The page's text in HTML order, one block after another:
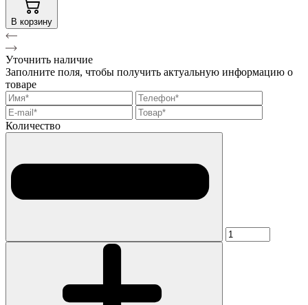
В корзину
Уточнить наличие
Заполните поля, чтобы получить актуальную информацию о
товаре
Количество